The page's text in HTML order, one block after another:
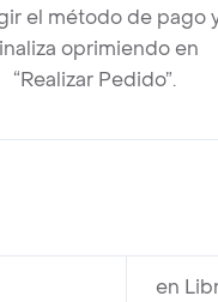
el método de pago
oprimiendo en
“Realizar Pedido”.
en